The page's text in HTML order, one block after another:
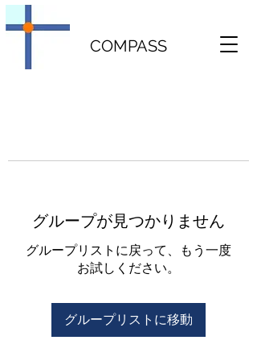
COMPASS
グループが見つかりません
グループリストに戻って、もう一度
お試しください。
グループリストに移動